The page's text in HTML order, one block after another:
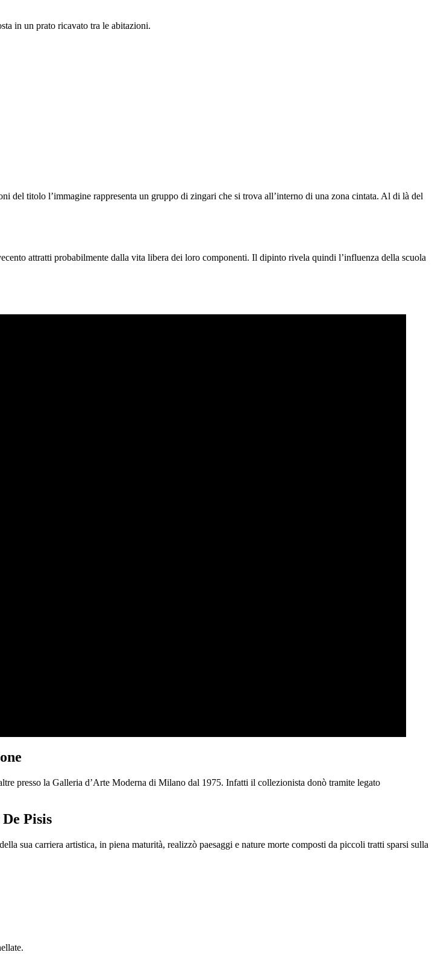
in un prato ricavato tra le abitazioni.
del titolo l’immagine rappresenta un gruppo di zingari che si trova all’interno di una zona cintata. Al di là del
attratti probabilmente dalla vita libera dei loro componenti. Il dipinto rivela quindi l’influenza della scuola
presso la Galleria d’Arte Moderna di Milano dal 1975. Infatti il collezionista donò tramite legato
Pisis
sua carriera artistica, in piena maturità, realizzò paesaggi e nature morte composti da piccoli tratti sparsi sulla